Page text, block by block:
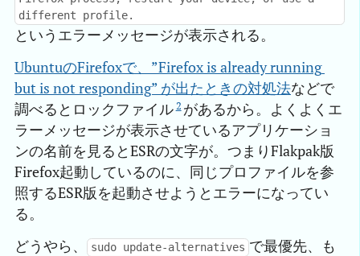
different profile.
というエラーメッセージが表示される。
UbuntuのFirefoxで、”Firefox is already running
but is not responding” が出たときの対処法などで
調べるとロックファイル 2 があるから。よくよくエ
ラーメッセージが表示させているアプリケーショ
ンの名前を見るとESRの文字が。つまりFlakpak版
Firefox起動しているのに、同じプロファイルを参
照するESR版を起動させようとエラーになってい
る。
どうやら、
sudo update-alternatives で最優先、も